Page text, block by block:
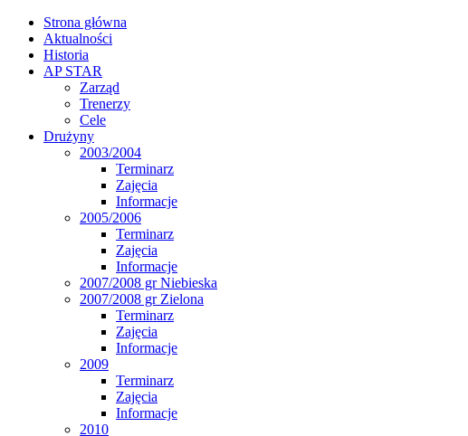
Strona główna
Aktualności
Historia
AP STAR
Zarząd
Trenerzy
Cele
Drużyny
2003/2004
Terminarz
Zajęcia
Informacje
2005/2006
Terminarz
Zajęcia
Informacje
2007/2008 gr Niebieska
2007/2008 gr Zielona
Terminarz
Zajęcia
Informacje
2009
Terminarz
Zajęcia
Informacje
2010